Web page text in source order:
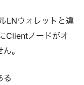
LNウォレットと違
Clientノードがオ
。
る